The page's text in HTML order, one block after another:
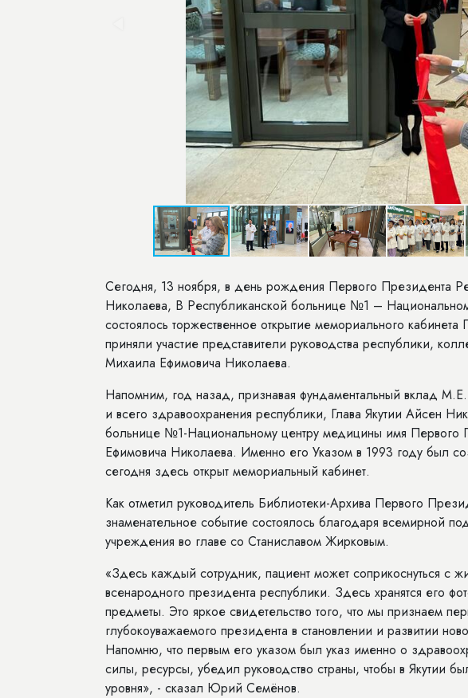
Сегодня, 13 ноября, в день рождения Первого Президента
Николаева, В Республиканской больнице №1 –
состоялось торжественное открытие мемориального
приняли участие представители руководства республики,
Михаила Ефимовича Николаева.
Напомним, год назад, признавая фундаментальный вклад
и всего здравоохранения республики, Глава Якутии Айсен
больнице №1-Национальному центру медицины имя Первого
Ефимовича Николаева. Именно его Указом в 1993 году был
сегодня здесь открыт мемориальный кабинет.
Как отметил руководитель Библиотеки-Архива Первого
знаменательное событие состоялось благодаря всемирной
учреждения во главе со Станиславом Жирковым.
«Здесь каждый сотрудник, пациент может соприкоснуться с
всенародного президента республики. Здесь хранятся его
предметы. Это яркое свидетельство того, что мы признаем
глубокоуважаемого президента в становлении и развитии
Напомню, что первым его указом был указ именно о
силы, ресурсы, убедил руководство страны, чтобы в Якутии
уровня», - сказал Юрий Семёнов.